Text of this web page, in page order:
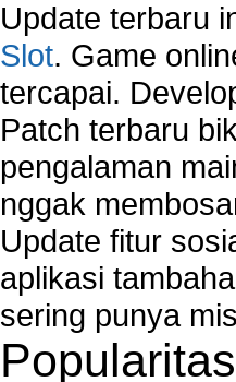
Update terbaru
Slot. Game
tercapai.
Patch terbaru
pengalaman
nggak
Update fitur
aplikasi
sering punya